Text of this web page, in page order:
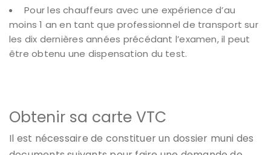
Pour les chauffeurs avec une expérience d’au
moins 1 an en tant que professionnel de transport sur
les dix dernières années précédant l’examen, il peut
être obtenu une dispensation du test.
Obtenir sa carte VTC
Il est nécessaire de constituer un dossier muni des